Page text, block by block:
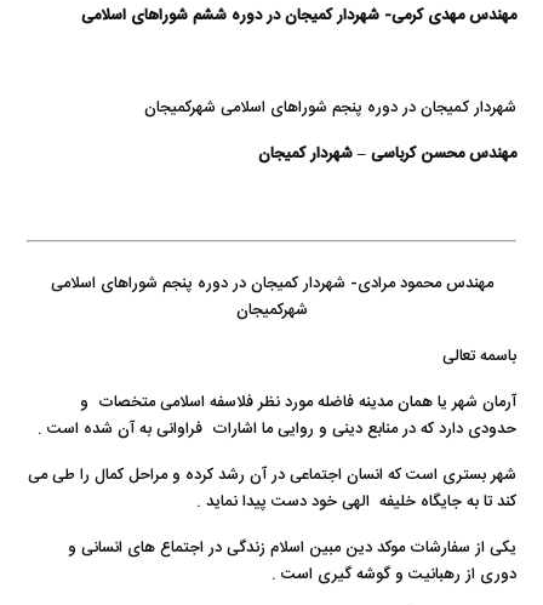
مهندس مهدی کرمی- شهردار کمیجان در دوره ششم شوراهای اسلامی
شهردار كميجان در دوره پنجم شوراهای اسلامی شهرکمیجان
مهندس محسن کرباسی – شهردار کمیجان
مهندس محمود مرادی- شهردار کمیجان در دوره پنجم شوراهای اسلامی
شهرکمیجان
باسمه تعالی
آرمان شهر یا همان مدینه فاضله مورد نظر فلاسفه اسلامی متخصات و
حدودی دارد که در منابع دینی و روایی ما اشارات فراوانی به آن شده است .
شهر بستری است که انسان اجتماعی در آن رشد کرده و مراحل کمال را طی می
کند تا به جایگاه خلیفه الهی خود دست پیدا نماید .
یکی از سفارشات موکد دین مبین اسلام زندگی در اجتماع های انسانی و
دوری از رهبانیت و گوشه گیری است .